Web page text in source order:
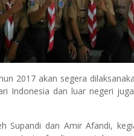
2017 akan segera
Indonesia dan luar negeri
Supandi dan Amir Afandi,